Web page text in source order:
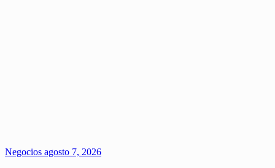
Negocios agosto 7, 2026